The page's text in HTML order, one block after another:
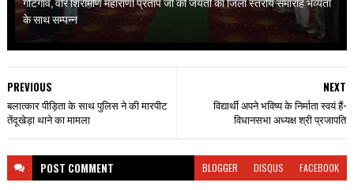
के साथ सम्पन्न
NEXT
विद्यार्थी अपने भविष्य के निर्माता स्वयं हैं-
विधानसभा अध्यक्ष श्री प्रजापति
PREVIOUS
बलात्कार पीड़िता के साथ पुलिस ने की मारपीट
तेंदूखेड़ा थाने का मामला
POST COMMENT BLOGGER DISQUS FACEBOOK